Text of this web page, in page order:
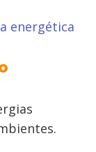
energética